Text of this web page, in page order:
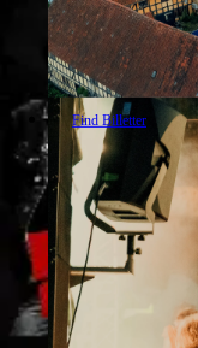
Find Billetter